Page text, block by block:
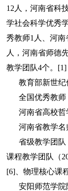
12人，河南省科
学社会科学优秀
秀教师1人、河
人，河南省师德
教学团队4个。[1]
教育部新世
全国优秀教师
河南省高校
河南省教学
省级教学团
课程教学团队（
[6]、物理核心课
安阳师范学院